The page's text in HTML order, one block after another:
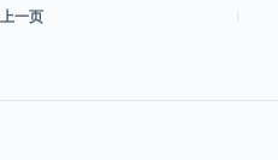
上一页